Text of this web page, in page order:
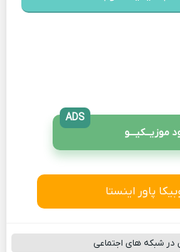
موزیــکیـــو
ADS
پاور اینستا
در شبکه های اجتماعی